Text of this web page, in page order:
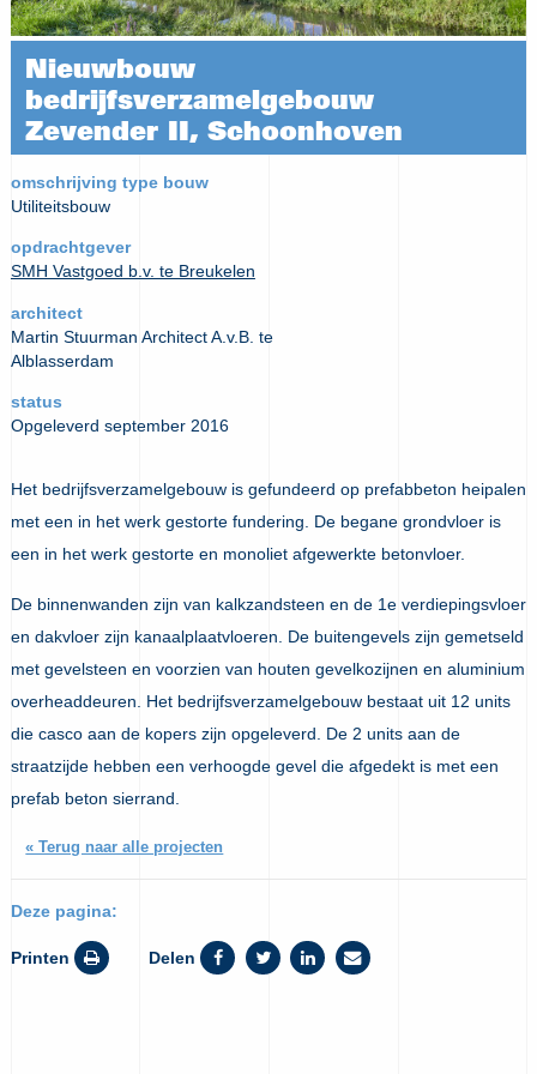
Nieuwbouw
bedrijfsverzamelgebouw
Zevender II, Schoonhoven
omschrijving type bouw
Utiliteitsbouw
opdrachtgever
SMH Vastgoed b.v. te Breukelen
architect
Martin Stuurman Architect A.v.B. te
Alblasserdam
status
Opgeleverd september 2016
Het bedrijfsverzamelgebouw is gefundeerd op prefabbeton heipalen
met een in het werk gestorte fundering. De begane grondvloer is
een in het werk gestorte en monoliet afgewerkte betonvloer.
De binnenwanden zijn van kalkzandsteen en de 1e verdiepingsvloer
en dakvloer zijn kanaalplaatvloeren. De buitengevels zijn gemetseld
met gevelsteen en voorzien van houten gevelkozijnen en aluminium
overheaddeuren. Het bedrijfsverzamelgebouw bestaat uit 12 units
die casco aan de kopers zijn opgeleverd. De 2 units aan de
straatzijde hebben een verhoogde gevel die afgedekt is met een
prefab beton sierrand.
« Terug naar alle projecten
Deze pagina:
Printen Delen